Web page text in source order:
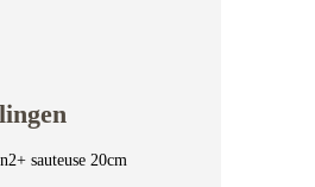
sauteuse 20cm